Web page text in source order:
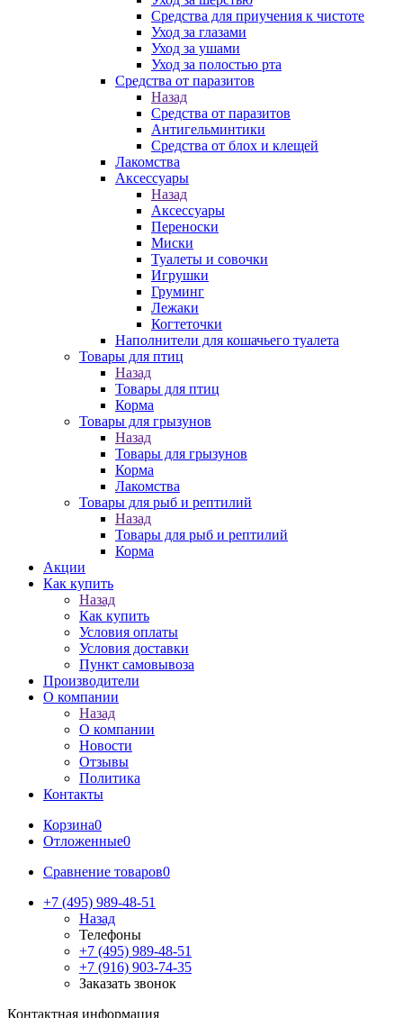
Средства для приучения к чистоте
Уход за глазами
Уход за ушами
Уход за полостью рта
Средства от паразитов
Назад
Средства от паразитов
Антигельминтики
Средства от блох и клещей
Лакомства
Аксессуары
Назад
Аксессуары
Переноски
Миски
Туалеты и совочки
Игрушки
Груминг
Лежаки
Когтеточки
Наполнители для кошачьего туалета
Товары для птиц
Назад
Товары для птиц
Корма
Товары для грызунов
Назад
Товары для грызунов
Корма
Лакомства
Товары для рыб и рептилий
Назад
Товары для рыб и рептилий
Корма
Акции
Как купить
Назад
Как купить
Условия оплаты
Условия доставки
Пункт самовывоза
Производители
О компании
Назад
О компании
Новости
Отзывы
Политика
Контакты
Корзина0
Отложенные0
Сравнение товаров0
+7 (495) 989-48-51
Назад
Телефоны
+7 (495) 989-48-51
+7 (916) 903-74-35
Заказать звонок
Контактная информация